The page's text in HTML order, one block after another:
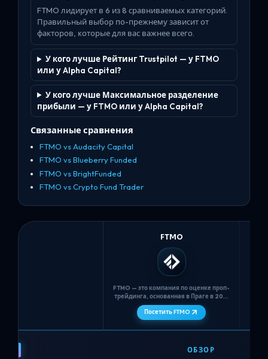
FTMO лидирует в 6 из 8 сравниваемых категорий.
Правильный выбор по-прежнему зависит от
факторов, которые для вас важнее всего.
У кого лучше Рейтинг Trustpilot — у FTMO
или у Alpha Capital?
У кого лучше Максимальное разделение
прибыли — у FTMO или у Alpha Capital?
Связанные сравнения
FTMO vs Audacity Capital
FTMO vs Blueberry Funded
FTMO vs BrightFunded
FTMO vs Crypto Fund Trader
против
FTMO
FTMO — это компания по оценке проп-
трейдинга, основанная в Праге в 2015
году, которая использует
двухступенчатый конкурс (FTMO
Challenge + Верификация) с
неограниченным временем,
максимальные дневные убытки в 5%
и максимальными убытками в 10%, а
Посетить FTMO
ОБЗОР